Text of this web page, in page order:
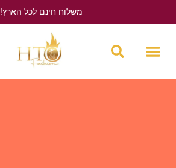
משלוח חינם לכל הארץ!